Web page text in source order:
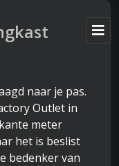
naar je pas.
Outlet in
meter
het is beslist
bedenker van